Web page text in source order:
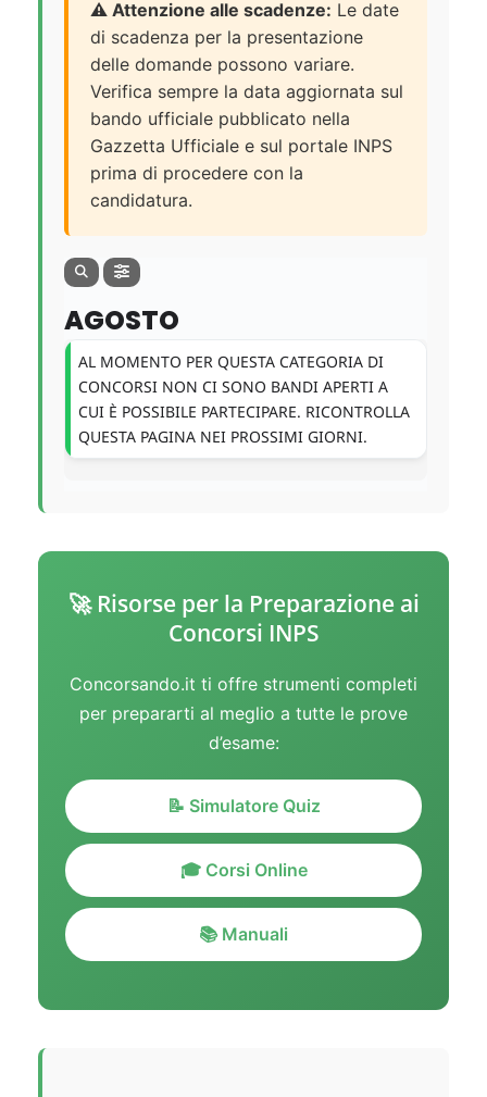
⚠️ Attenzione alle scadenze: Le date
di scadenza per la presentazione
delle domande possono variare.
Verifica sempre la data aggiornata sul
bando ufficiale pubblicato nella
Gazzetta Ufficiale e sul portale INPS
prima di procedere con la
candidatura.
AGOSTO
AL MOMENTO PER QUESTA CATEGORIA DI
CONCORSI NON CI SONO BANDI APERTI A
CUI È POSSIBILE PARTECIPARE. RICONTROLLA
QUESTA PAGINA NEI PROSSIMI GIORNI.
🚀 Risorse per la Preparazione ai
Concorsi INPS
Concorsando.it ti offre strumenti completi
per prepararti al meglio a tutte le prove
d’esame:
📝 Simulatore Quiz
🎓 Corsi Online
📚 Manuali